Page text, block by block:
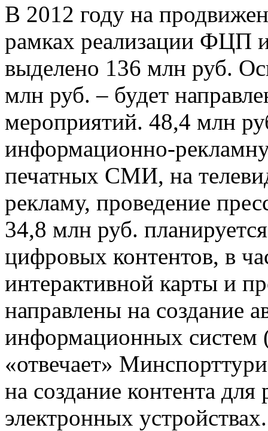
В 2012 году на
рамках реализации ФЦП
выделено 136 млн руб.
млн руб. – будет
мероприятий. 48,4 млн
информационно-
печатных СМИ, на
рекламу, проведение
34,8 млн руб.
цифровых контентов, в
интерактивной карты и
направлены на создание
информационных систем
«отвечает»
на создание контента
электронных устройствах.